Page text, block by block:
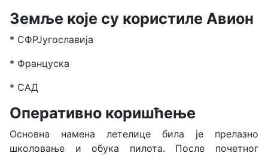
Земље које су користиле Авион
* СФРЈугославија
* Француска
* САД
Оперативно коришћење
Основна намена летелице била је прелазно
школовање и обука пилота. После почетног